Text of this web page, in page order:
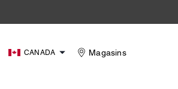
CANADA Magasins